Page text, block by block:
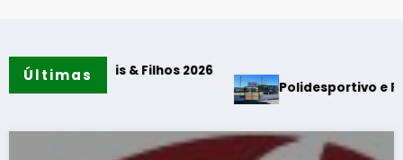
Últimas
DCI Pais & Filhos 2026
Polidesportivo e Parque